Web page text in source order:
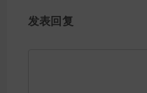
发表回复